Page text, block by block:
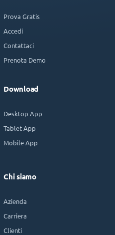
Prova Gratis
Accedi
Contattaci
Prenota Demo
Download
Desktop App
Tablet App
Mobile App
Chi siamo
Azienda
Carriera
Clienti